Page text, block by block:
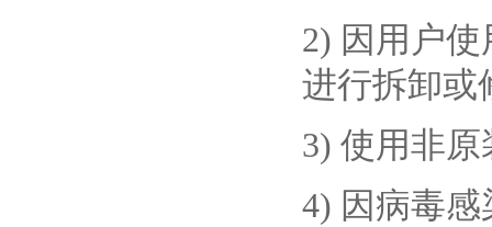
2) 因用户
进行拆卸或
3) 使用非
4) 因病毒